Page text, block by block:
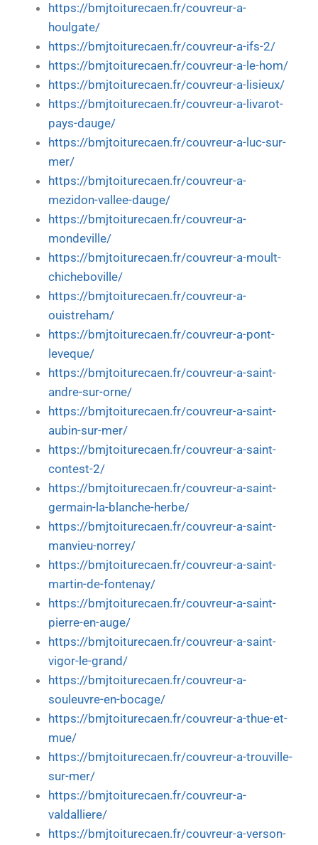
https://bmjtoiturecaen.fr/couvreur-a-
houlgate/
https://bmjtoiturecaen.fr/couvreur-a-ifs-2/
https://bmjtoiturecaen.fr/couvreur-a-le-hom/
https://bmjtoiturecaen.fr/couvreur-a-lisieux/
https://bmjtoiturecaen.fr/couvreur-a-livarot-
pays-dauge/
https://bmjtoiturecaen.fr/couvreur-a-luc-sur-
mer/
https://bmjtoiturecaen.fr/couvreur-a-
mezidon-vallee-dauge/
https://bmjtoiturecaen.fr/couvreur-a-
mondeville/
https://bmjtoiturecaen.fr/couvreur-a-moult-
chicheboville/
https://bmjtoiturecaen.fr/couvreur-a-
ouistreham/
https://bmjtoiturecaen.fr/couvreur-a-pont-
leveque/
https://bmjtoiturecaen.fr/couvreur-a-saint-
andre-sur-orne/
https://bmjtoiturecaen.fr/couvreur-a-saint-
aubin-sur-mer/
https://bmjtoiturecaen.fr/couvreur-a-saint-
contest-2/
https://bmjtoiturecaen.fr/couvreur-a-saint-
germain-la-blanche-herbe/
https://bmjtoiturecaen.fr/couvreur-a-saint-
manvieu-norrey/
https://bmjtoiturecaen.fr/couvreur-a-saint-
martin-de-fontenay/
https://bmjtoiturecaen.fr/couvreur-a-saint-
pierre-en-auge/
https://bmjtoiturecaen.fr/couvreur-a-saint-
vigor-le-grand/
https://bmjtoiturecaen.fr/couvreur-a-
souleuvre-en-bocage/
https://bmjtoiturecaen.fr/couvreur-a-thue-et-
mue/
https://bmjtoiturecaen.fr/couvreur-a-trouville-
sur-mer/
https://bmjtoiturecaen.fr/couvreur-a-
valdalliere/
https://bmjtoiturecaen.fr/couvreur-a-verson-